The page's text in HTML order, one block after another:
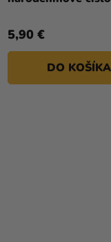
5,90 €
DO KOŠÍKA